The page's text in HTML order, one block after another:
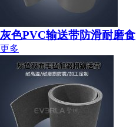
灰色PVC输送带防滑耐磨食
更多